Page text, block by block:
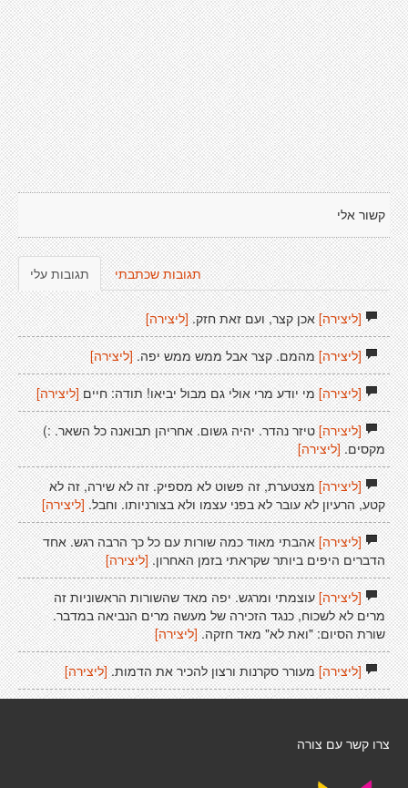
קשור אלי
תגובות עלי תגובות שכתבתי
[ליצירה]אכן קצר, ועם זאת חזק. [ליצירה]
[ליצירה]מהמם. קצר אבל ממש ממש יפה.[ליצירה]
[ליצירה]מי יודע מרי אולי גם מבול יביאו! תודה: חיים [ליצירה]
[ליצירה]טיזר נהדר. יהיה גשום. אחריהן תבואנה כל השאר. :)
מקסים. [ליצירה]
[ליצירה]מצטערת, זה פשוט לא מספיק. זה לא שירה, זה לא
קטע, הרעיון לא עובר לא בפני עצמו ולא בצורניותו. וחבל.[ליצירה]
[ליצירה]אהבתי מאוד כמה שורות עם כל כך הרבה רגש. אחד
הדברים היפים ביותר שקראתי בזמן האחרון. [ליצירה]
[ליצירה]עוצמתי ומרגש. יפה מאד שהשורות הראשוניות זה
מרים לא לשכוח, כנגד הזכירה של מעשה מרים הנביאה במדבר.
שורת הסיום: "ואת לא" מאד חזקה. [ליצירה]
[ליצירה]מעורר סקרנות ורצון להכיר את הדמות. [ליצירה]
צרו קשר עם צורה